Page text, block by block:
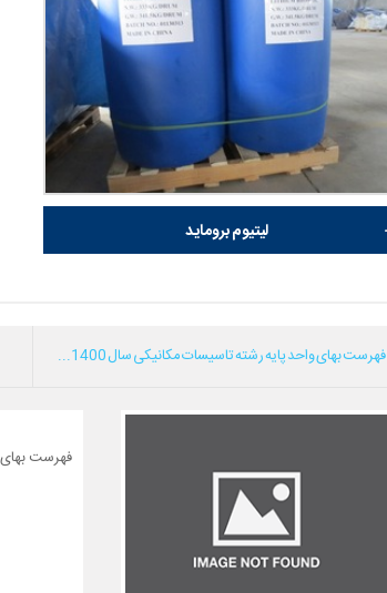
لیتیوم بروماید
فهرست بهای واحد پایه رشته تاسیسات مکانیکی سال 1400...
فهرست بهای